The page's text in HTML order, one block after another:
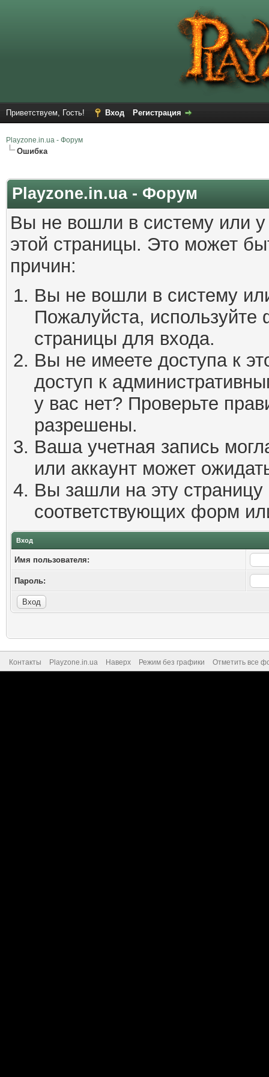
Приветствуем, Гость! Вход Регистрация
Playzone.in.ua - Форум
Ошибка
Playzone.in.ua - Форум
Вы не вошли в систему или
этой страницы. Это может
причин:
Вы не вошли в систему
Пожалуйста,
страницы для входа.
Вы не имеете доступа к
доступ к
у вас нет? Проверьте
разрешены.
Ваша учетная запись
или аккаунт может
Вы зашли на эту
соответствующих форм
Вход
Имя пользователя:
Пароль:
Контакты Playzone.in.ua Наверх Режим без графики Отметить все